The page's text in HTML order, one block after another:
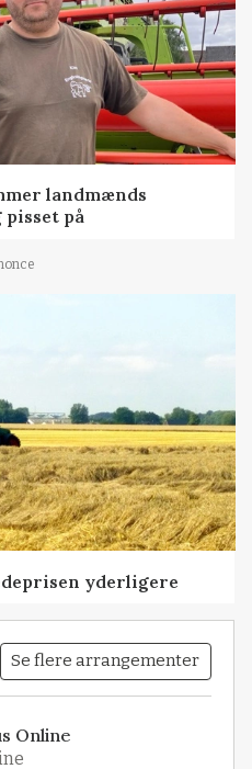
landmænds
pisset på
yderligere
Se flere arrangementer
Online